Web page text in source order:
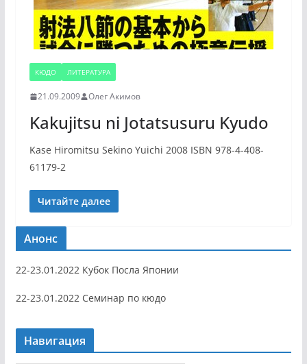
КЮДО ЛИТЕРАТУРА
21.09.2009 Олег Акимов
Kakujitsu ni Jotatsusuru Kyudo
Kase Hiromitsu Sekino Yuichi 2008 ISBN 978-4-408-
61179-2
Читайте далее
Анонс
22-23.01.2022 Кубок Посла Японии
22-23.01.2022 Семинар по кюдо
Навигация